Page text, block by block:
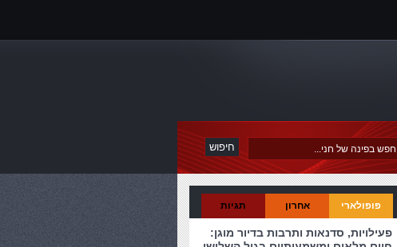
פופולארי אחרון תגיות
פעילויות, סדנאות ותרבות בדיור מוגן: